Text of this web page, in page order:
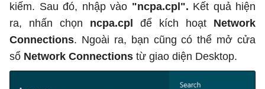
kiếm. Sau đó, nhập vào "ncpa.cpl". Kết quả hiện
ra, nhấn chọn ncpa.cpl để kích hoạt Network
Connections. Ngoài ra, bạn cũng có thể mở cửa
sổ Network Connections từ giao diện Desktop.